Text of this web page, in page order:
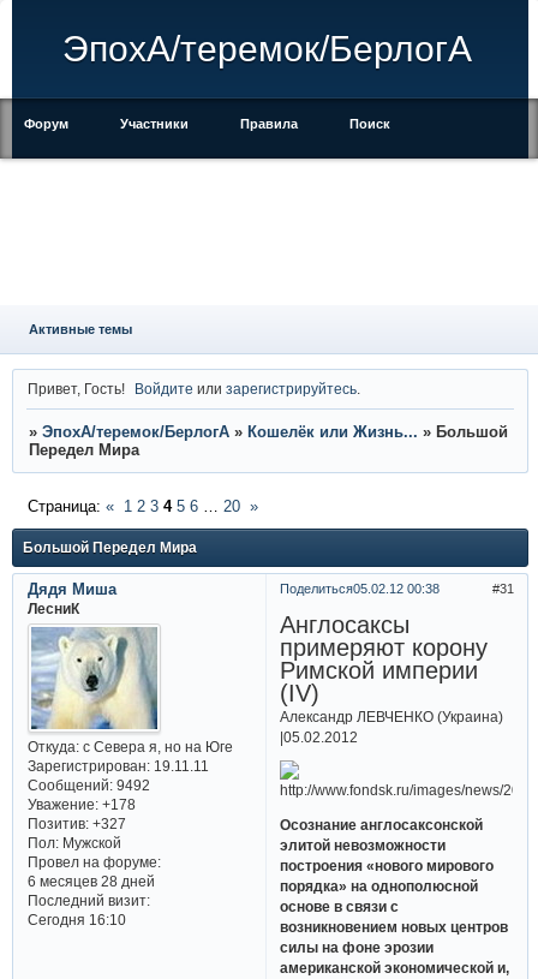
ЭпохА/теремок/БерлогА
Форум Участники Правила Поиск
Активные темы
Привет, Гость! Войдите илизарегистрируйтесь
» ЭпохА/теремок/БерлогА » Кошелёк или Жизнь... » Большой
Передел Мира
Большой Передел Мира
Страница: « 1 2 3 4 5 6 … 20 »
Поделиться 31
05.02.12 00:38
Дядя Миша
ЛесниК
Откуда:с Севера я, но на Юге
Зарегистрирован: 19.11.11
Сообщений:9492
Уважение: +178
Позитив: +327
Пол:Мужской
Провел на форуме:
6 месяцев 28 дней
Последний визит:
Сегодня 16:10
Англосаксы
примеряют корону
Римской империи
(IV)
Александр ЛЕВЧЕНКО (Украина)
|05.02.2012
Осознание англосаксонской
элитой невозможности
построения «нового мирового
порядка» на однополюсной
основе в связи с
возникновением новых центров
силы на фоне эрозии
американской экономической и,